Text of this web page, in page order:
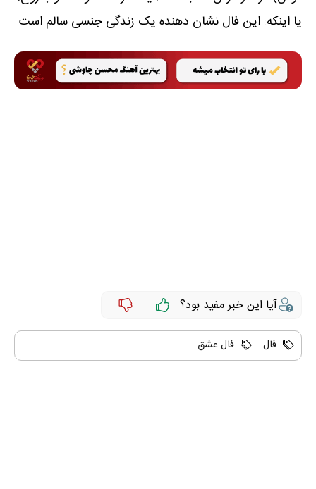
یا اینکه: این فال نشان دھنده یک زندگی جنسی سالم است
آیا این خبر مفید بود؟
فال فال عشق